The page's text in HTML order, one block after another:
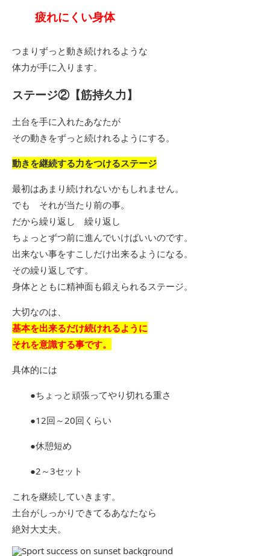
疲れにくい身体
つまりずっと動き続けれるような
体力が手に入ります。
ステージ②【筋持久力】
土台を手に入れたあなたが
その動きをずっと続けれるようにする。
動きを継続する力をつけるステージ
最初はあまり続けれないかもしれません。
でも それが当たり前の事。
だから繰り返し 繰り返し
ちょっとずつ前に進んでいけばいいのです。
出来ない事をすこしだけ出来るようになる。
その繰り返しです。
身体とともに精神面も鍛えられるステージ。
大切なのは、
基本を出来るだけ続けれるように
それを意識する事です。
具体的には
●ちょっと頑張ってやり切れる重さ
●12回～20回くらい
●休憩短め
●2～3セット
これを継続していきます。
土台がしっかりできてるあなたなら
絶対大丈夫。